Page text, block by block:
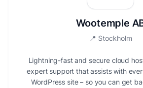
Wootemple
📍 Stockholm
Lightning-fast and secure cloud
expert support that assists with
WordPress site – so you can get